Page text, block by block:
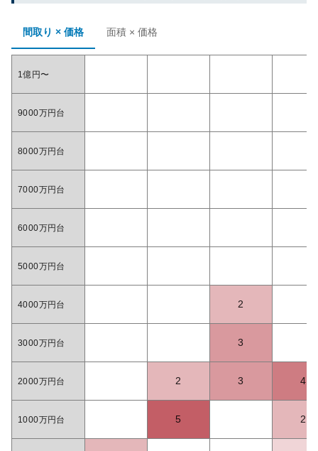
間取り × 価格 面積 × 価格
1億円〜
9000万円台
8000万円台
7000万円台
6000万円台
5000万円台
4000万円台 2
3000万円台 3
2000万円台 2 3 4
1000万円台 5 2